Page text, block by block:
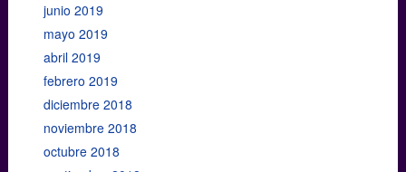
junio 2019
mayo 2019
abril 2019
febrero 2019
diciembre 2018
noviembre 2018
octubre 2018